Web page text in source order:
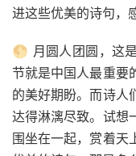
进这些优美的诗句，
🌕 月圆人团圆，这
节就是中国人最重要
的美好期盼。而诗人
达得淋漓尽致。试想
围坐在一起，赏着天